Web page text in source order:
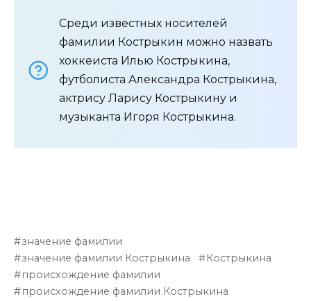
Среди известных носителей
фамилии Кострыкин можно назвать
хоккеиста Илью Кострыкина,
футболиста Александра Кострыкина,
актрису Ларису Кострыкину и
музыканта Игоря Кострыкина.
значение фамилии
значение фамилии Кострыкина
Кострыкина
происхождение фамилии
происхождение фамилии Кострыкина